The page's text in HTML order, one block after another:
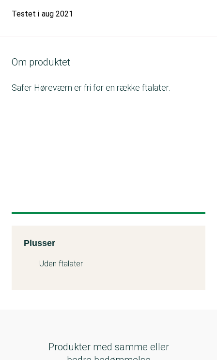
Testet i aug 2021
Om produktet
Safer Høreværn er fri for en række ftalater.
Kemitest
Plusser
Uden ftalater
Produkter med samme eller